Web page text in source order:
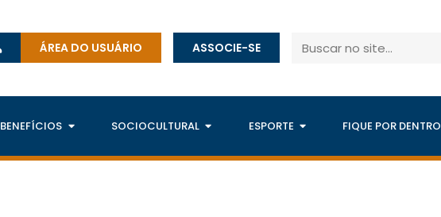
ÁREA DO USUÁRIO ASSOCIE-SE
BENEFÍCIOS SOCIOCULTURAL ESPORTE FIQUE POR DENTRO